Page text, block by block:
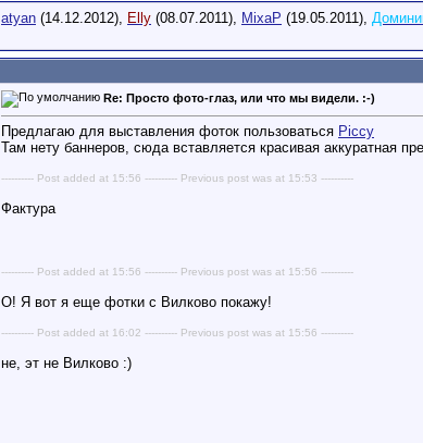
atyan (14.12.2012), Elly (08.07.2011), MixaP (19.05.2011),
Re: Просто фото-глаз, или что мы видели. :-)
Предлагаю для выставления фоток пользоваться Piccy
Там нету баннеров, сюда вставляется красивая аккуратная
---------- Post added at 15:56 ---------- Previous post was at 15:53 ----------
Фактура
---------- Post added at 15:56 ---------- Previous post was at 15:56 ----------
О! Я вот я еще фотки с Вилково покажу!
---------- Post added at 16:02 ---------- Previous post was at 15:56 ----------
не, эт не Вилково :)